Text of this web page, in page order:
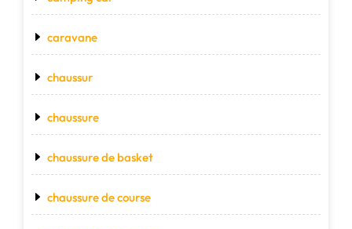
caravane
chaussur
chaussure
chaussure de basket
chaussure de course